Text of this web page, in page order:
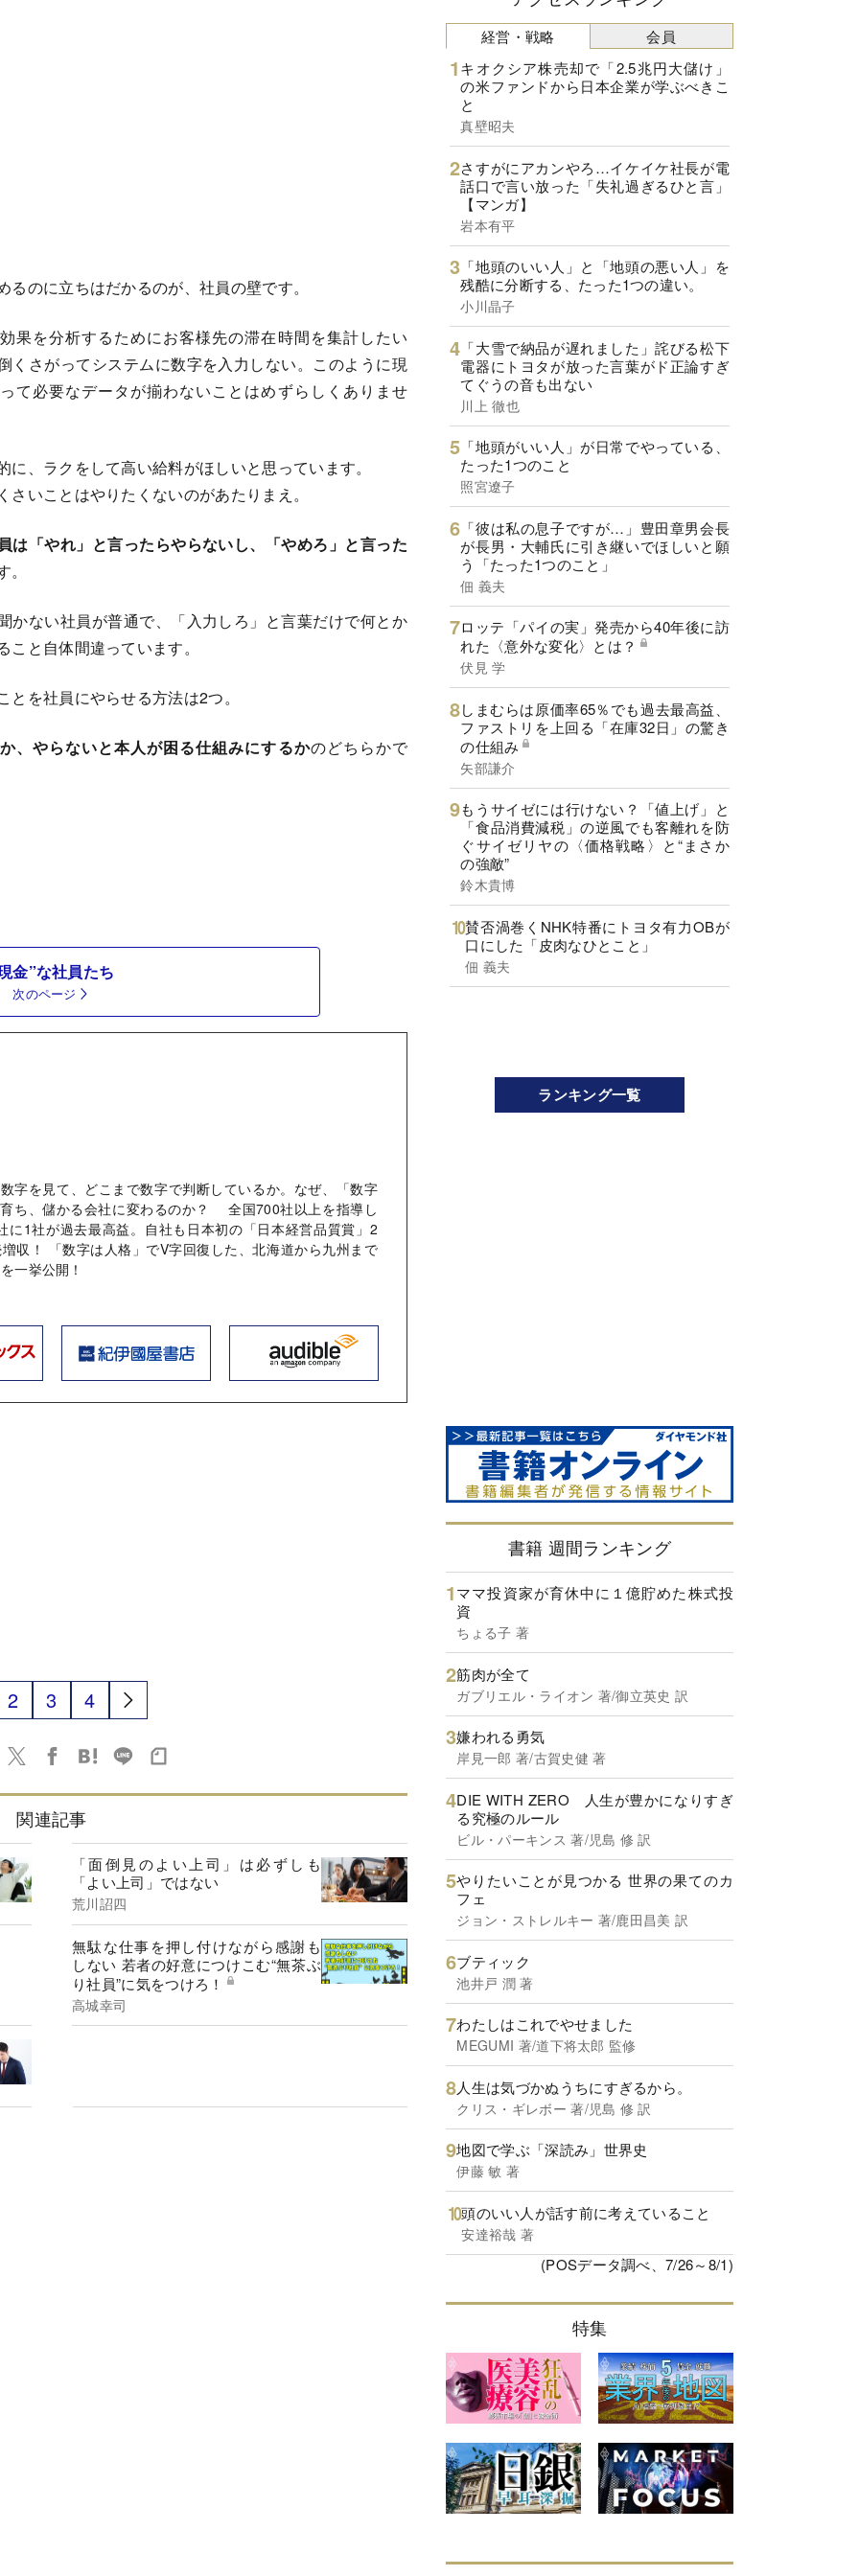
のに立ちはだかるのが、社員の壁です。
を分析するためにお客様先の滞在時間を集計したい
くさがってシステムに数字を入力しない。このように現
て必要なデータが揃わないことはめずらしくありませ
、ラクをして高い給料がほしいと思っています。
いことはやりたくないのがあたりまえ。
は「やれ」と言ったらやらないし、「やめろ」と言った
。
ない社員が普通で、「入力しろ」と言葉だけで何とか
こと自体間違っています。
を社員にやらせる方法は2つ。
、やらないと本人が困る仕組みにするかのどちらかで
金”な社員たち
次のページ
字を見て、どこまで数字で判断しているか。なぜ、「数字
ち、儲かる会社に変わるのか？ 全国700社以上を指導し
に1社が過去最高益。自社も日本初の「日本経営品質賞」2
収！ 「数字は人格」でV字回復した、北海道から九州まで
一挙公開！
2 3 4
関連記事
「面倒見のよい上司」は必ずしも
「よい上司」ではない
荒川詔四
無駄な仕事を押し付けながら感謝も
しない 若者の好意につけこむ“無茶ぶ
り社員”に気をつけろ！
高城幸司
経営・戦略
キオクシア株売却で「2.5兆円大儲け」
の米ファンドから日本企業が学ぶべきこ
と
真壁昭夫
さすがにアカンやろ…イケイケ社長が電
話口で言い放った「失礼過ぎるひと言」
【マンガ】
岩本有平
「地頭のいい人」と「地頭の悪い人」を
残酷に分断する、たった1つの違い。
小川晶子
「大雪で納品が遅れました」詫びる松下
電器にトヨタが放った言葉がド正論すぎ
てぐうの音も出ない
川上 徹也
「地頭がいい人」が日常でやっている、
たった1つのこと
照宮遼子
「彼は私の息子ですが…」豊田章男会長
が長男・大輔氏に引き継いでほしいと願
う「たった1つのこと」
佃 義夫
ロッテ「パイの実」発売から40年後に訪
れた〈意外な変化〉とは？
伏見 学
しまむらは原価率65％でも過去最高益、
ファストリを上回る「在庫32日」の驚き
の仕組み
矢部謙介
もうサイゼには行けない？「値上げ」と
「食品消費減税」の逆風でも客離れを防
ぐサイゼリヤの〈価格戦略〉と“まさか
の強敵”
鈴木貴博
賛否渦巻くNHK特番にトヨタ有力OBが
口にした「皮肉なひとこと」
佃 義夫
会員
ランキング一覧
書籍 週間ランキング
ママ投資家が育休中に１億貯めた株式投
資
ちょる子 著
筋肉が全て
ガブリエル・ライオン 著/御立英史 訳
嫌われる勇気
岸見一郎 著/古賀史健 著
DIE WITH ZERO 人生が豊かになりすぎ
る究極のルール
ビル・パーキンス 著/児島 修 訳
やりたいことが見つかる 世界の果てのカ
フェ
ジョン・ストレルキー 著/鹿田昌美 訳
ブティック
池井戸 潤 著
わたしはこれでやせました
MEGUMI 著/道下将太郎 監修
人生は気づかぬうちにすぎるから。
クリス・ギレボー 著/児島 修 訳
地図で学ぶ「深読み」世界史
伊藤 敏 著
頭のいい人が話す前に考えていること
安達裕哉 著
(POSデータ調べ、7/26～8/1)
特集